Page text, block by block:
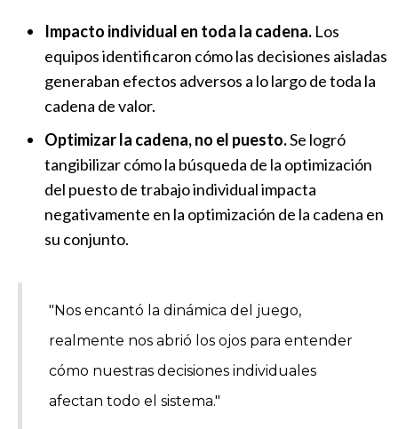
Impacto individual en toda la cadena. Los
equipos identificaron cómo las decisiones aisladas
generaban efectos adversos a lo largo de toda la
cadena de valor.
Optimizar la cadena, no el puesto.Se logró
tangibilizar cómo la búsqueda de la optimización
del puesto de trabajo individual impacta
negativamente en la optimización de la cadena en
su conjunto.
"Nos encantó la dinámica del juego,
realmente nos abrió los ojos para entender
cómo nuestras decisiones individuales
afectan todo el sistema."